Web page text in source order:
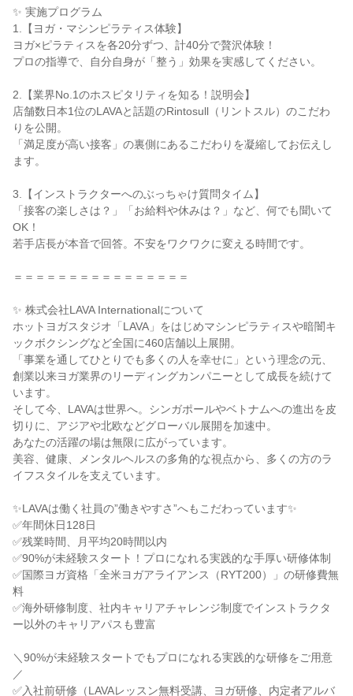
✨ 実施プログラム
1.【ヨガ・マシンピラティス体験】
ヨガ×ピラティスを各20分ずつ、計40分で贅沢体験！
プロの指導で、自分自身が「整う」効果を実感してください。
2.【業界No.1のホスピタリティを知る！説明会】
店舗数日本1位のLAVAと話題のRintosull（リントスル）のこだわ
りを公開。
「満足度が高い接客」の裏側にあるこだわりを凝縮してお伝えし
ます。
3.【インストラクターへのぶっちゃけ質問タイム】
「接客の楽しさは？」「お給料や休みは？」など、何でも聞いて
OK！
若手店長が本音で回答。不安をワクワクに変える時間です。
＝＝＝＝＝＝＝＝＝＝＝＝＝＝＝＝
✨ 株式会社LAVA Internationalについて
ホットヨガスタジオ「LAVA」をはじめマシンピラティスや暗闇キ
ックボクシングなど全国に460店舗以上展開。
「事業を通してひとりでも多くの人を幸せに」という理念の元、
創業以来ヨガ業界のリーディングカンパニーとして成長を続けて
います。
そして今、LAVAは世界へ。シンガポールやベトナムへの進出を皮
切りに、アジアや北欧などグローバル展開を加速中。
あなたの活躍の場は無限に広がっています。
美容、健康、メンタルヘルスの多角的な視点から、多くの方のラ
イフスタイルを支えています。
✨LAVAは働く社員の”働きやすさ”へもこだわっています✨
✅年間休日128日
✅残業時間、月平均20時間以内
✅90%が未経験スタート！プロになれる実践的な手厚い研修体制
✅国際ヨガ資格「全米ヨガアライアンス（RYT200）」の研修費無
料
✅海外研修制度、社内キャリアチャレンジ制度でインストラクタ
ー以外のキャリアパスも豊富
＼90%が未経験スタートでもプロになれる実践的な研修をご用意
／
✅入社前研修（LAVAレッスン無料受講、ヨガ研修、内定者アルバ